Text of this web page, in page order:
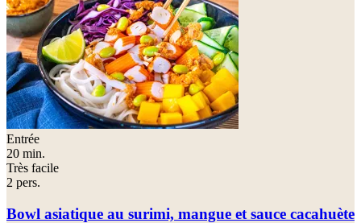
Entrée
20 min.
Très facile
2 pers.
Bowl asiatique au surimi, mangue et sauce cacahuète